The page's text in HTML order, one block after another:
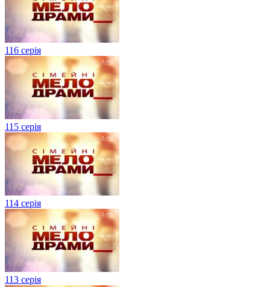
116 серія
115 серія
114 серія
113 серія